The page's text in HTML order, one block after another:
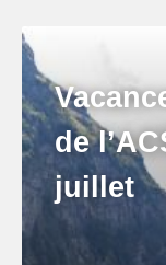
de
juillet